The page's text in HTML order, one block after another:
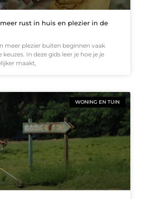
rust in huis en plezier in de
meer plezier buiten beginnen vaak
In deze gids leer je hoe je je
maakt,
WONING EN TUIN